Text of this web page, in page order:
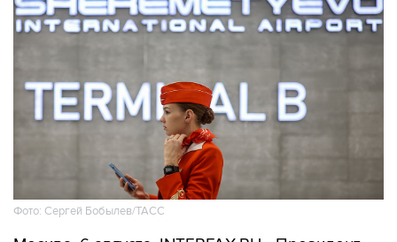
Фото: Сергей Бобылев/ТАСС